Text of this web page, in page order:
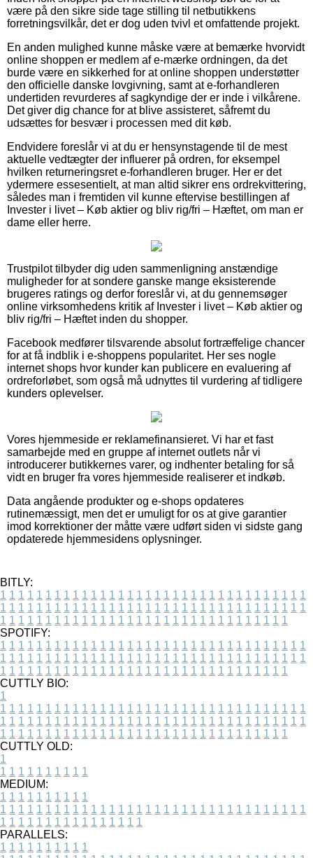
være på den sikre side tage stilling til netbutikkens
forretningsvilkår, det er dog uden tvivl et omfattende projekt.
En anden mulighed kunne måske være at bemærke hvorvidt
online shoppen er medlem af e-mærke ordningen, da det
burde være en sikkerhed for at online shoppen understøtter
den officielle danske lovgivning, samt at e-forhandleren
undertiden revurderes af sagkyndige der er inde i vilkårene.
Det giver dig chance for at blive assisteret, såfremt du
udsættes for besvær i processen med dit køb.
Endvidere foreslår vi at du er hensynstagende til de mest
aktuelle vedtægter der influerer på ordren, for eksempel
hvilken returneringsret e-forhandleren bruger. Her er det
ydermere essesentielt, at man altid sikrer ens ordrekvittering,
således man i fremtiden vil kunne eftervise bestillingen af
Invester i livet – Køb aktier og bliv rig/fri – Hæftet, om man er
dame eller herre.
Trustpilot tilbyder dig uden sammenligning anstændige
muligheder for at sondere ganske mange eksisterende
brugeres ratings og derfor foreslår vi, at du gennemsøger
online virksomhedens kritik af Invester i livet – Køb aktier og
bliv rig/fri – Hæftet inden du shopper.
Facebook medfører tilsvarende absolut fortræffelige chancer
for at få indblik i e-shoppens popularitet. Her ses nogle
internet shops hvor kunder kan publicere en evaluering af
ordreforløbet, som også må udnyttes til vurdering af tidligere
kunders oplevelser.
Vores hjemmeside er reklamefinansieret. Vi har et fast
samarbejde med en gruppe af internet outlets når vi
introducerer butikkernes varer, og indhenter betaling for så
vidt en bruger fra vores hjemmeside realiserer et indkøb.
Data angående produkter og e-shops opdateres
rutinemæssigt, men det er umuligt for os at give garantier
imod korrektioner der måtte være udført siden vi sidste gang
opdaterede hjemmesidens oplysninger.
BITLY:
1 1 1 1 1 1 1 1 1 1 1 1 1 1 1 1 1 1 1 1 1 1 1 1 1 1 1 1 1 1 1 1 1 1
1 1 1 1 1 1 1 1 1 1 1 1 1 1 1 1 1 1 1 1 1 1 1 1 1 1 1 1 1 1 1 1 1 1
1 1 1 1 1 1 1 1 1 1 1 1 1 1 1 1 1 1 1 1 1 1 1 1 1 1 1 1 1 1 1 1
SPOTIFY:
1 1 1 1 1 1 1 1 1 1 1 1 1 1 1 1 1 1 1 1 1 1 1 1 1 1 1 1 1 1 1 1 1 1
1 1 1 1 1 1 1 1 1 1 1 1 1 1 1 1 1 1 1 1 1 1 1 1 1 1 1 1 1 1 1 1 1 1
1 1 1 1 1 1 1 1 1 1 1 1 1 1 1 1 1 1 1 1 1 1 1 1 1 1 1 1 1 1 1 1
CUTTLY BIO:
1
1 1 1 1 1 1 1 1 1 1 1 1 1 1 1 1 1 1 1 1 1 1 1 1 1 1 1 1 1 1 1 1 1 1
1 1 1 1 1 1 1 1 1 1 1 1 1 1 1 1 1 1 1 1 1 1 1 1 1 1 1 1 1 1 1 1 1 1
1 1 1 1 1 1 1 1 1 1 1 1 1 1 1 1 1 1 1 1 1 1 1 1 1 1 1 1 1 1 1 1
CUTTLY OLD:
1
1 1 1 1 1 1 1 1 1 1
MEDIUM:
1 1 1 1 1 1 1 1 1 1
1 1 1 1 1 1 1 1 1 1 1 1 1 1 1 1 1 1 1 1 1 1 1 1 1 1 1 1 1 1 1 1 1 1
1 1 1 1 1 1 1 1 1 1 1 1 1 1 1 1
PARALLELS:
1 1 1 1 1 1 1 1 1 1